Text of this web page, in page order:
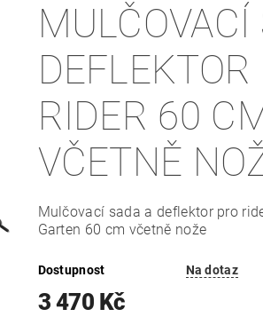
MULČOVACÍ
DEFLEKTOR
RIDER 60
VČETNĚ
Mulčovací sada a deflektor pro
Garten 60 cm včetně nože
Dostupnost Na dotaz
3 470 Kč